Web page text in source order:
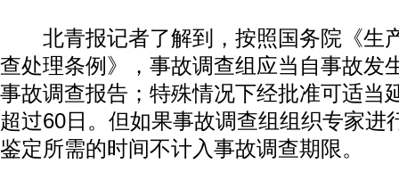
北青报记者了解到，按照国务院《生
查处理条例》，事故调查组应当自事故发
事故调查报告；特殊情况下经批准可适当
超过60日。但如果事故调查组组织专家进
鉴定所需的时间不计入事故调查期限。